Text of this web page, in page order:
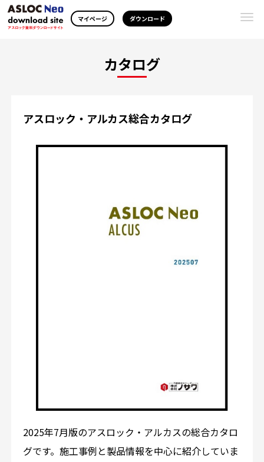
マイページ ダウンロード
カタログ
アスロック・アルカス総合カタログ
2025年7月版のアスロック・アルカスの総合カタロ
グです。施工事例と製品情報を中心に紹介していま